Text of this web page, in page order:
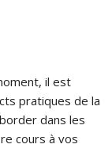
il est
pratiques de la
dans les
cours à vos